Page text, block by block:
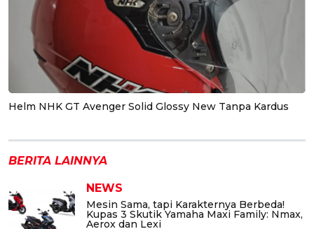
Helm NHK GT Avenger Solid Glossy New Tanpa Kardus
BERITA LAINNYA
NEWS
Mesin Sama, tapi Karakternya Berbeda!
Kupas 3 Skutik Yamaha Maxi Family: Nmax,
Aerox dan Lexi